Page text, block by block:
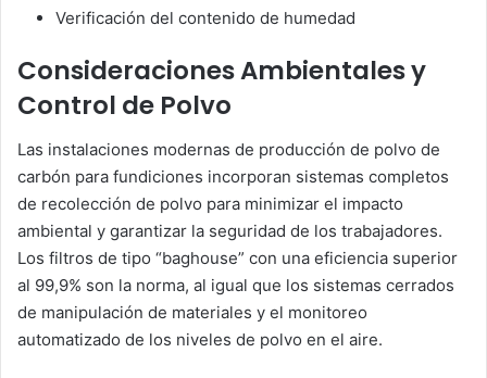
Verificación del contenido de humedad
Consideraciones Ambientales y
Control de Polvo
Las instalaciones modernas de producción de polvo de
carbón para fundiciones incorporan sistemas completos
de recolección de polvo para minimizar el impacto
ambiental y garantizar la seguridad de los trabajadores.
Los filtros de tipo “baghouse” con una eficiencia superior
al 99,9% son la norma, al igual que los sistemas cerrados
de manipulación de materiales y el monitoreo
automatizado de los niveles de polvo en el aire.